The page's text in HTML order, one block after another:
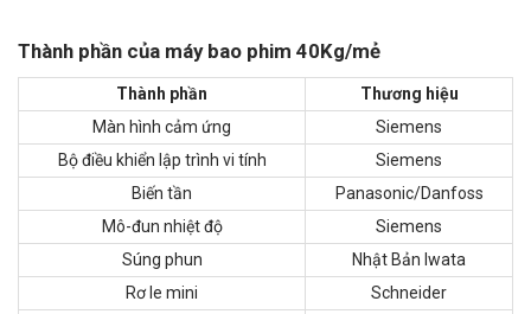
Thành phần của máy bao phim 40Kg/mẻ
Thành phần
Thương hiệu
Màn hình cảm ứng
Siemens
Bộ điều khiển lập trình vi tính
Siemens
Biến tần
Panasonic/Danfoss
Mô-đun nhiệt độ
Siemens
Súng phun
Nhật Bản Iwata
Rơ le mini
Schneider